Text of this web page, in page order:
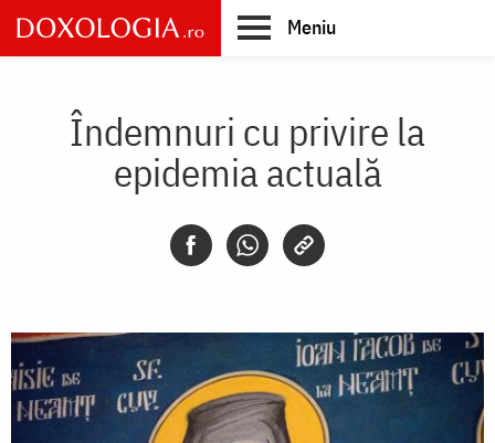
Skip
to
main
Meniu
Îndemnuri cu privire la
epidemia actuală